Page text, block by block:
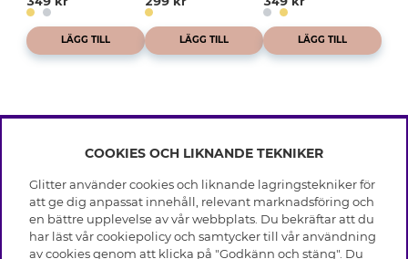
LÄGG TILL LÄGG TILL LÄGG TILL
INFO
Leverans
Villkor
Integritetspolicy
Cookies
OM GLITTER
Black Friday
COOKIES OCH LIKNANDE TEKNIKER
Glitter använder cookies och liknande lagringstekniker för
att ge dig anpassat innehåll, relevant marknadsföring och
en bättre upplevelse av vår webbplats. Du bekräftar att du
har läst vår cookiepolicy och samtycker till vår användning
av cookies genom att klicka på "Godkänn och stäng". Du